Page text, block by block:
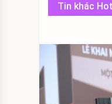
Tin khác Hot